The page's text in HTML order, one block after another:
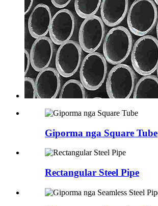
Giporma nga Square Tube
Rectangular Steel Pipe